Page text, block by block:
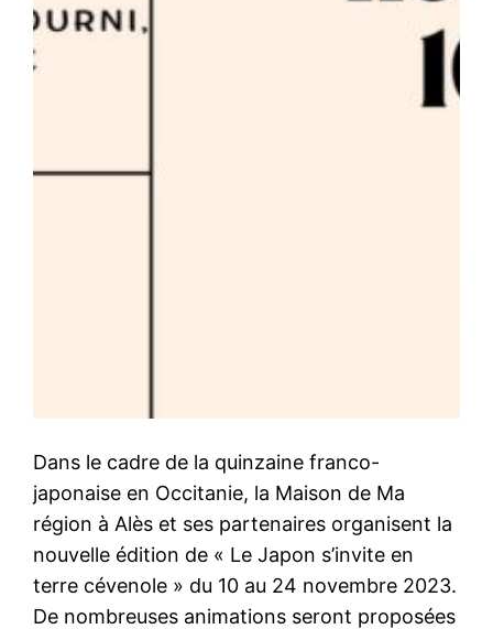
Dans le cadre de la quinzaine franco-
japonaise en Occitanie, la Maison de Ma
région à Alès et ses partenaires organisent la
nouvelle édition de « Le Japon s’invite en
terre cévenole » du 10 au 24 novembre 2023.
De nombreuses animations seront proposées